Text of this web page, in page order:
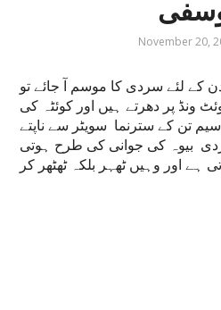
November 20,
کے لئے سردی کا موسم آ جائے تو
ونڈ پر دھرتے ہیں اور کوئٹہ کی
تن کے سترنما سویٹر سے ناپتے
بیوہ کی جوانی کی طرح ہوتی